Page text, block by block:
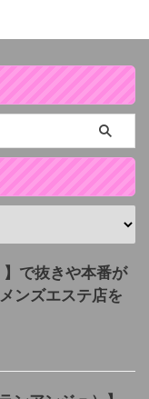
】で抜きや本番が
ンズエステ店を